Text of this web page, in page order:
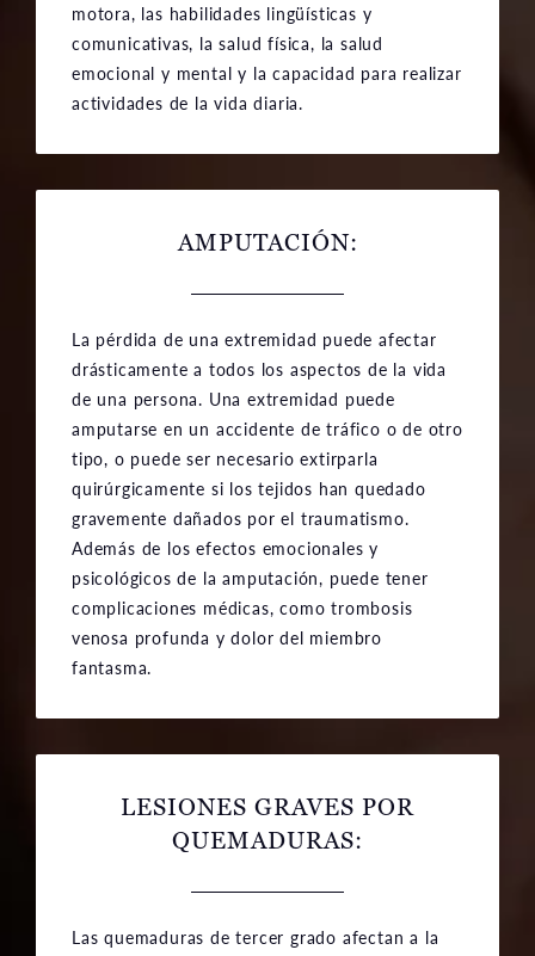
motora, las habilidades lingüísticas y
comunicativas, la salud física, la salud
emocional y mental y la capacidad para realizar
actividades de la vida diaria.
AMPUTACIÓN:
La pérdida de una extremidad puede afectar
drásticamente a todos los aspectos de la vida
de una persona. Una extremidad puede
amputarse en un accidente de tráfico o de otro
tipo, o puede ser necesario extirparla
quirúrgicamente si los tejidos han quedado
gravemente dañados por el traumatismo.
Además de los efectos emocionales y
psicológicos de la amputación, puede tener
complicaciones médicas, como trombosis
venosa profunda y dolor del miembro
fantasma.
LESIONES GRAVES POR
QUEMADURAS:
Las quemaduras de tercer grado afectan a la